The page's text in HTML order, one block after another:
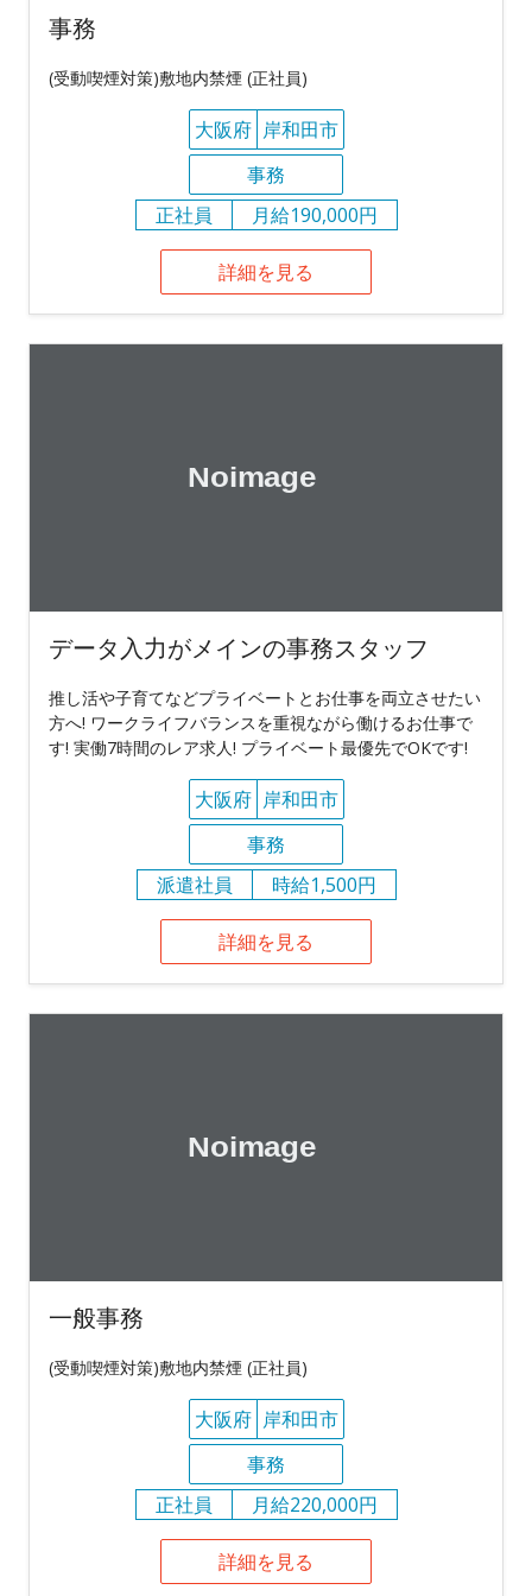
事務
(受動喫煙対策)敷地内禁煙 (正社員)
大阪府 岸和田市
事務
正社員
月給190,000円
詳細を見る
データ入力がメインの事務スタッフ
推し活や子育てなどプライベートとお仕事を両立させたい
方へ! ワークライフバランスを重視ながら働けるお仕事で
す! 実働7時間のレア求人! プライベート最優先でOKです!
大阪府 岸和田市
事務
派遣社員
時給1,500円
詳細を見る
一般事務
(受動喫煙対策)敷地内禁煙 (正社員)
大阪府 岸和田市
事務
正社員
月給220,000円
詳細を見る